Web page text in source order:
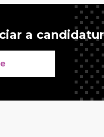
a